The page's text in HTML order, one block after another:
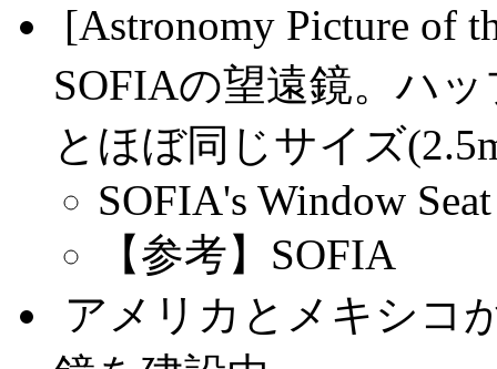
[Astronomy Picture of
SOFIAの望遠鏡。ハ
とほぼ同じサイズ
SOFIA's Window Seat
【参考】SOFIA
アメリカとメキシコ